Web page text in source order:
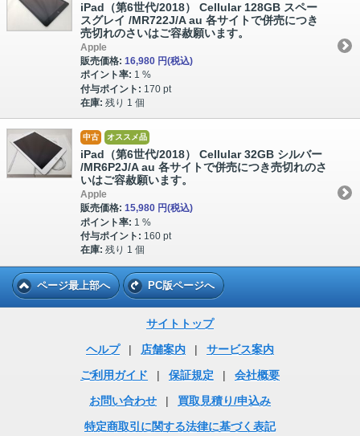
iPad（第6世代/2018） Cellular 128GB スペー
スグレイ /MR722J/A au 各サイトで併売につき
売切れのさいはご容赦願います。
Apple
販売価格: 16,980 円(税込)
ポイント率: 1 %
付与ポイント: 170 pt
在庫: 残り 1 個
中古 オススメ品
iPad（第6世代/2018） Cellular 32GB シルバー
/MR6P2J/A au 各サイトで併売につき売切れのさ
いはご容赦願います。
Apple
販売価格: 15,980 円(税込)
ポイント率: 1 %
付与ポイント: 160 pt
在庫: 残り 1 個
ページ最上部へ PC版ページへ
サイトトップ
ヘルプ
| 店舗案内 |
サービス案内
ご利用ガイド
| 保証規定 |
会社概要
お問い合わせ
|
買取見積り/申込み
特定商取引に関する法律に基づく表記